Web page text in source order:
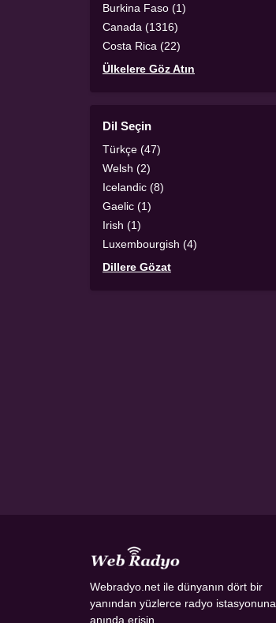
Burkina Faso (1)
Canada (1316)
Costa Rica (22)
Ülkelere Göz Atın
Dil Seçin
Türkçe (47)
Welsh (2)
Icelandic (8)
Gaelic (1)
Irish (1)
Luxembourgish (4)
Dillere Gözat
Webradyo.net ile dünyanın dört bir
yanından yüzlerce radyo istasyonuna
anında erişin.